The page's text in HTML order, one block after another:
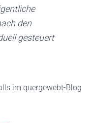
den
gesteuert
im quergewebt-Blog